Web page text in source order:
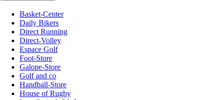
Basket-Center
Daily Bikers
Direct Running
Direct-Volley
Espace Golf
Foot-Store
Galope-Store
Golf and co
Handball-Store
House of Rugby